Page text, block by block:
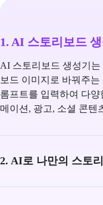
1. AI 스토리보드
AI 스토리보드 생성기는
보드 이미지로 바꿔주
롬프트를 입력하여 다양
메이션, 광고, 소셜 콘텐
2. AI로 나만의 스토